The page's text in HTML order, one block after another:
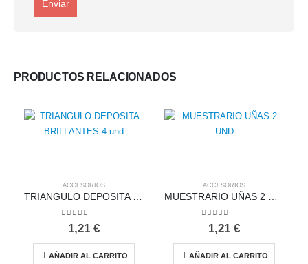
PRODUCTOS RELACIONADOS
ACCESORIOS
TRIANGULO DEPOSITA BRILLANTES 4.und
out of 5
1,21 €
AÑADIR AL CARRITO
ACCESORIOS
MUESTRARIO UÑAS 2 UND
out of 5
1,21 €
AÑADIR AL CARRITO